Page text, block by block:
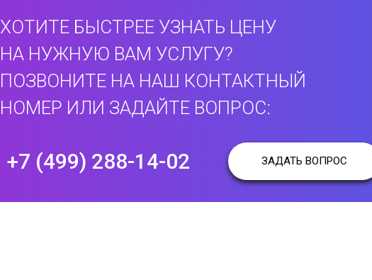
ХОТИТЕ БЫСТРЕЕ УЗНАТЬ ЦЕНУ
НА НУЖНУЮ ВАМ УСЛУГУ?
ПОЗВОНИТЕ НА НАШ КОНТАКТНЫЙ
НОМЕР ИЛИ ЗАДАЙТЕ ВОПРОС:
+7 (499) 288-14-02 ЗАДАТЬ ВОПРОС